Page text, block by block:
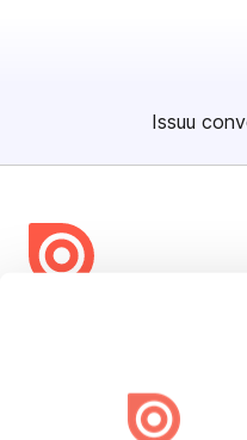
Issuu
Issuu turns PDFs and other
engaging content for every